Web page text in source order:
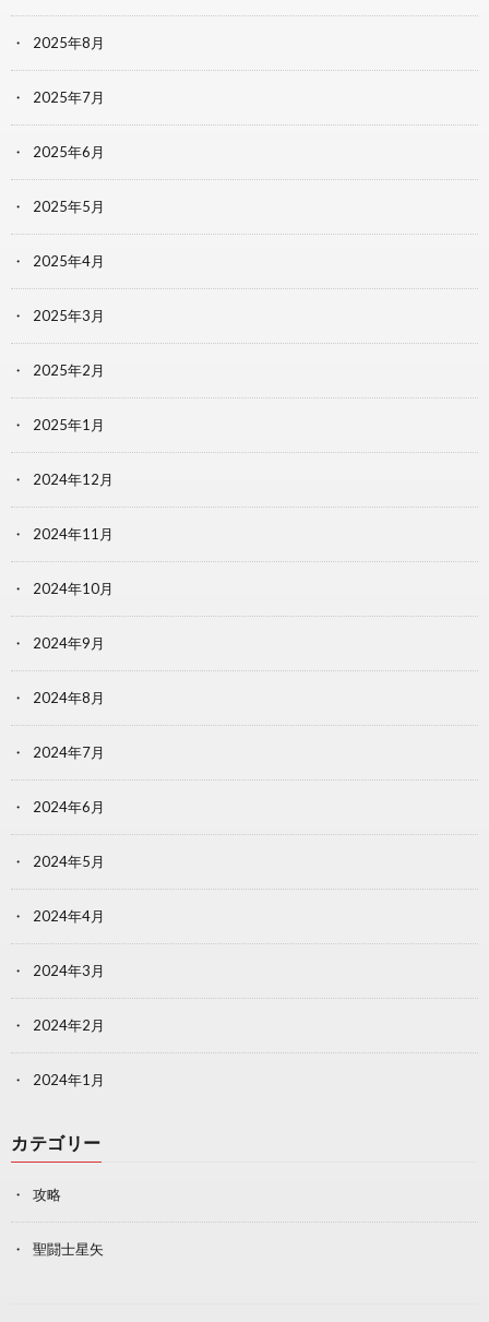
2025年8月
2025年7月
2025年6月
2025年5月
2025年4月
2025年3月
2025年2月
2025年1月
2024年12月
2024年11月
2024年10月
2024年9月
2024年8月
2024年7月
2024年6月
2024年5月
2024年4月
2024年3月
2024年2月
2024年1月
カテゴリー
攻略
聖闘士星矢